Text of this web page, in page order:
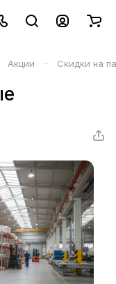
Акции – Скидки на